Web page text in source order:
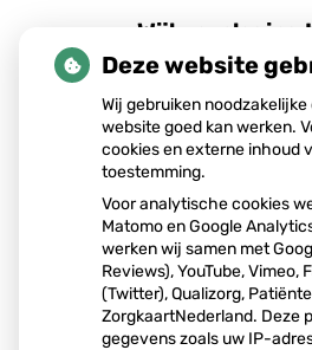
Wijkverpleging
030 290 0339.
Benu apotheek
www.benu.nl/
of bel naar 030
Logopedie
of bel 06 – 54
Deze website
Wij gebruiken
website goed kan werken.
cookies en externe inhoud
toestemming.
Voor analytische cookies
Matomo en Google
werken wij samen met
Reviews), YouTube, Vimeo,
(Twitter), Qualizorg,
ZorgkaartNederland. Deze
gegevens zoals uw IP-